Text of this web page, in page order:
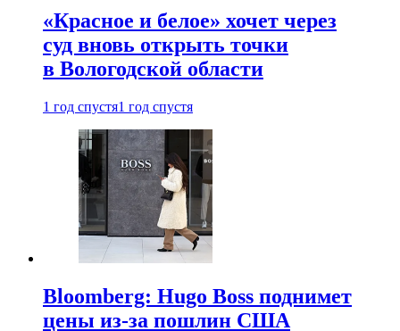
«Красное и белое» хочет через
суд вновь открыть точки
в Вологодской области
1 год спустя1 год спустя
Bloomberg: Hugo Boss поднимет
цены из-за пошлин США